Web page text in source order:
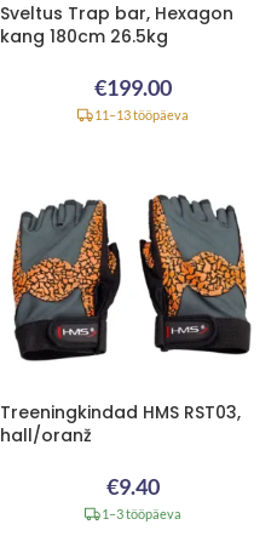
Sveltus Trap bar, Hexagon
kang 180cm 26.5kg
€199.00
11–13 tööpäeva
Treeningkindad HMS RST03,
hall/oranž
€9.40
1–3 tööpäeva